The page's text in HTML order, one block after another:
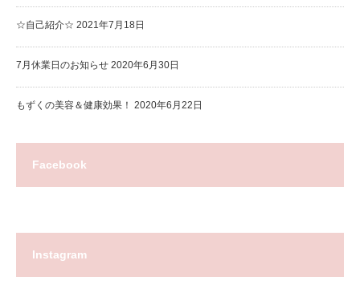
☆自己紹介☆ 2021年7月18日
7月休業日のお知らせ 2020年6月30日
もずくの美容＆健康効果！ 2020年6月22日
Facebook
Instagram